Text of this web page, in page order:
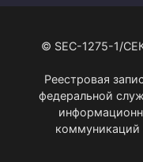
© SEC-1275-1/
Реестровая
федеральной
коммуникаций